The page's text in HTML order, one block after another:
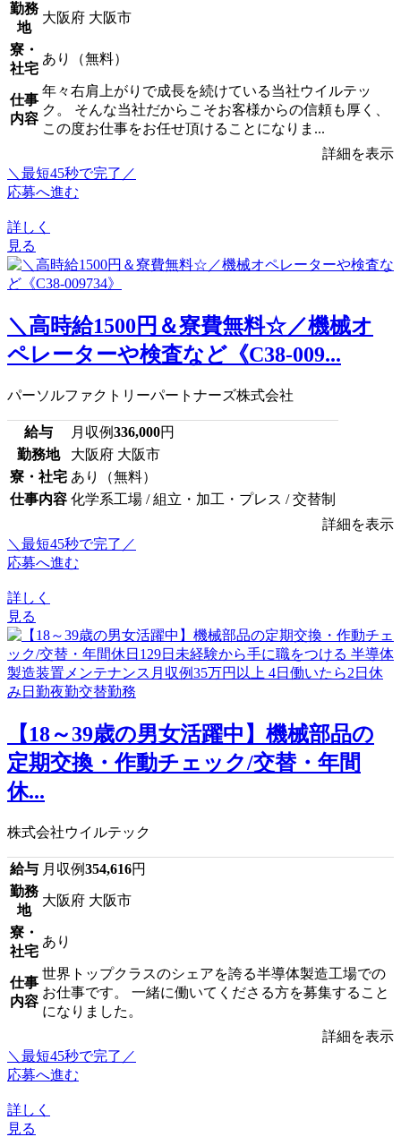
勤務
地
大阪府 大阪市
寮・
社宅
あり（無料）
仕事
内容
年々右肩上がりで成長を続けている当社ウイルテッ
ク。 そんな当社だからこそお客様からの信頼も厚く、
この度お仕事をお任せ頂けることになりま...
詳細を表示
＼最短45秒で完了／
応募へ進む
詳しく
見る
＼高時給1500円＆寮費無料☆／機械オ
ペレーターや検査など《C38-009...
パーソルファクトリーパートナーズ株式会社
給与 月収例336,000円
勤務地
大阪府 大阪市
寮・社宅 あり（無料）
仕事内容 化学系工場 / 組立・加工・プレス / 交替制
詳細を表示
＼最短45秒で完了／
応募へ進む
詳しく
見る
【18～39歳の男女活躍中】機械部品の
定期交換・作動チェック/交替・年間
休...
株式会社ウイルテック
給与 月収例354,616円
勤務
地
大阪府 大阪市
寮・
社宅
あり
仕事
内容
世界トップクラスのシェアを誇る半導体製造工場での
お仕事です。 一緒に働いてくださる方を募集すること
になりました。
詳細を表示
＼最短45秒で完了／
応募へ進む
詳しく
見る